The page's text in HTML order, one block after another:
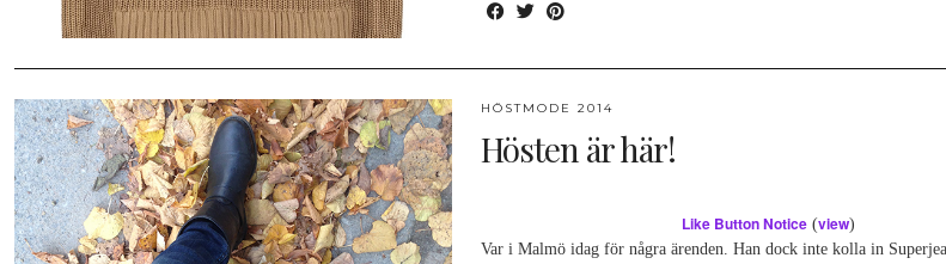
HÖSTMODE 2014
Hösten är här!
Like Button Notice (view)
Var i Malmö idag för några ärenden. Han dock inte kolla in